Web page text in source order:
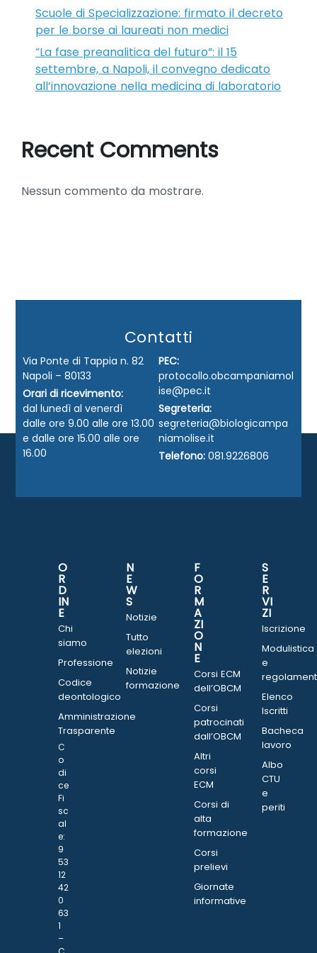
Scuole di Specializzazione: firmato il decreto
per le borse ai laureati non medici
“La fase preanalitica del futuro”: il 15
settembre, a Napoli, il convegno dedicato
all’innovazione nella medicina di laboratorio
Recent Comments
Nessun commento da mostrare.
Contatti
Via Ponte di Tappia n. 82
Napoli – 80133
Orari di ricevimento:
dal lunedì al venerdì
dalle ore 9.00 alle ore 13.00
e dalle ore 15.00 alle ore
16.00
PEC:
protocollo.obcampaniamol
ise@pec.it
Segreteria:
segreteria@biologicampa
niamolise.it
Telefono: 081.9226806
O
R
D
IN
E
Chi
siamo
Professione
Codice
deontologico
Amministrazione
Trasparente
C
o
di
ce
Fi
sc
al
e:
9
53
12
42
0
63
1
–
N
E
W
S
Notizie
Tutto
elezioni
Notizie
formazione
F
O
R
M
A
ZI
O
N
E
Corsi ECM
dell’OBCM
Corsi
patrocinati
dall’OBCM
Altri
corsi
ECM
Corsi di
alta
formazione
Corsi
prelievi
Giornate
informative
S
E
R
VI
ZI
Iscrizione
Modulistica
e
Elenco
Iscritti
Bacheca
lavoro
Albo
CTU
e
periti